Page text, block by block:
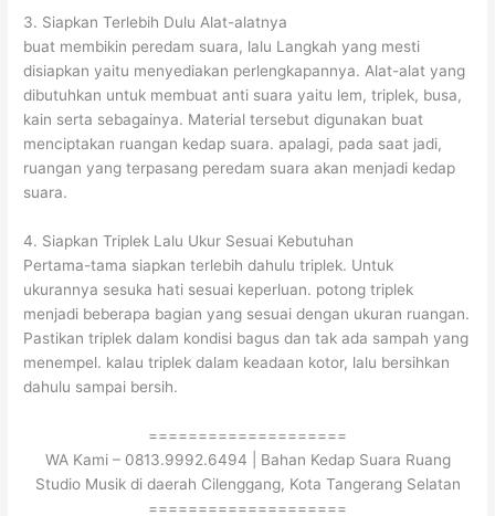
3. Siapkan Terlebih Dulu Alat-alatnya
buat membikin peredam suara, lalu Langkah yang mesti
disiapkan yaitu menyediakan perlengkapannya. Alat-alat yang
dibutuhkan untuk membuat anti suara yaitu lem, triplek, busa,
kain serta sebagainya. Material tersebut digunakan buat
menciptakan ruangan kedap suara. apalagi, pada saat jadi,
ruangan yang terpasang peredam suara akan menjadi kedap
suara.
4. Siapkan Triplek Lalu Ukur Sesuai Kebutuhan
Pertama-tama siapkan terlebih dahulu triplek. Untuk
ukurannya sesuka hati sesuai keperluan. potong triplek
menjadi beberapa bagian yang sesuai dengan ukuran ruangan.
Pastikan triplek dalam kondisi bagus dan tak ada sampah yang
menempel. kalau triplek dalam keadaan kotor, lalu bersihkan
dahulu sampai bersih.
====================
WA Kami – 0813.9992.6494 | Bahan Kedap Suara Ruang
Studio Musik di daerah Cilenggang, Kota Tangerang Selatan
====================